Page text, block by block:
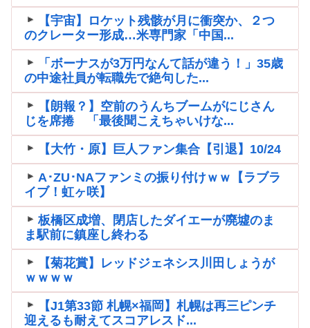
【宇宙】ロケット残骸が月に衝突か、２つ
のクレーター形成…米専門家「中国...
「ボーナスが3万円なんて話が違う！」35歳
の中途社員が転職先で絶句した...
【朗報？】空前のうんちブームがにじさん
じを席捲 「最後聞こえちゃいけな...
【大竹・原】巨人ファン集合【引退】10/24
A･ZU･NAファンミの振り付けｗｗ【ラブラ
イブ！虹ヶ咲】
板橋区成増、閉店したダイエーが廃墟のま
ま駅前に鎮座し終わる
【菊花賞】レッドジェネシス川田しょうが
ｗｗｗｗ
【J1第33節 札幌×福岡】札幌は再三ピンチ
迎えるも耐えてスコアレスド...